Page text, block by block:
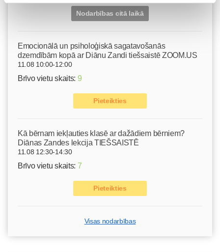
Nodarbības citā laikā
Emocionālā un psiholoģiskā sagatavošanās
dzemdībām kopā ar Diānu Zandi tiešsaistē ZOOM.US
11.08 10:00-12:00
Brīvo vietu skaits: 9
Pieteikties
Kā bērnam iekļauties klasē ar dažādiem bērniem?
Diānas Zandes lekcija TIEŠSAISTĒ
11.08 12:30-14:30
Brīvo vietu skaits: 7
Pieteikties
Visas nodarbības